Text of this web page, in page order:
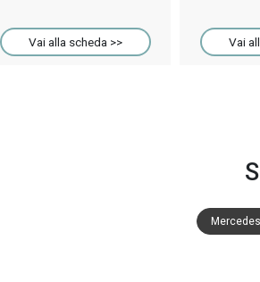
Vai alla scheda >> Vai